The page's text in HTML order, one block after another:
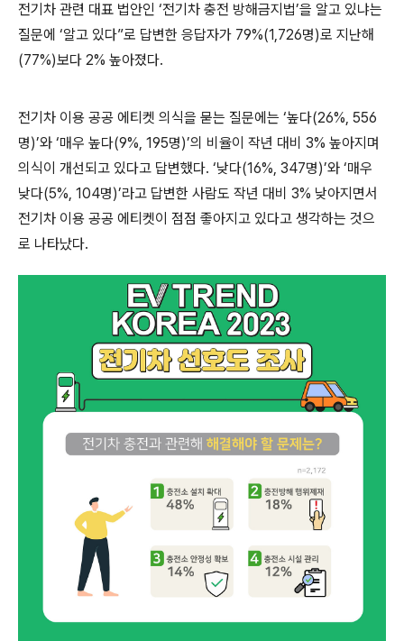
전기차 관련 대표 법안인 ‘전기차 충전 방해금지법’을 알고 있냐는
질문에 ‘알고 있다”로 답변한 응답자가 79%(1,726명)로 지난해
(77%)보다 2% 높아졌다.
전기차 이용 공공 에티켓 의식을 묻는 질문에는 ‘높다(26%, 556
명)’와 ‘매우 높다(9%, 195명)’의 비율이 작년 대비 3% 높아지며
의식이 개선되고 있다고 답변했다. ‘낮다(16%, 347명)’와 ‘매우
낮다(5%, 104명)’라고 답변한 사람도 작년 대비 3% 낮아지면서
전기차 이용 공공 에티켓이 점점 좋아지고 있다고 생각하는 것으
로 나타났다.